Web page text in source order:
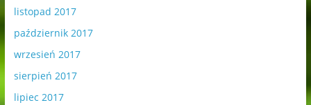
listopad 2017
październik 2017
wrzesień 2017
sierpień 2017
lipiec 2017